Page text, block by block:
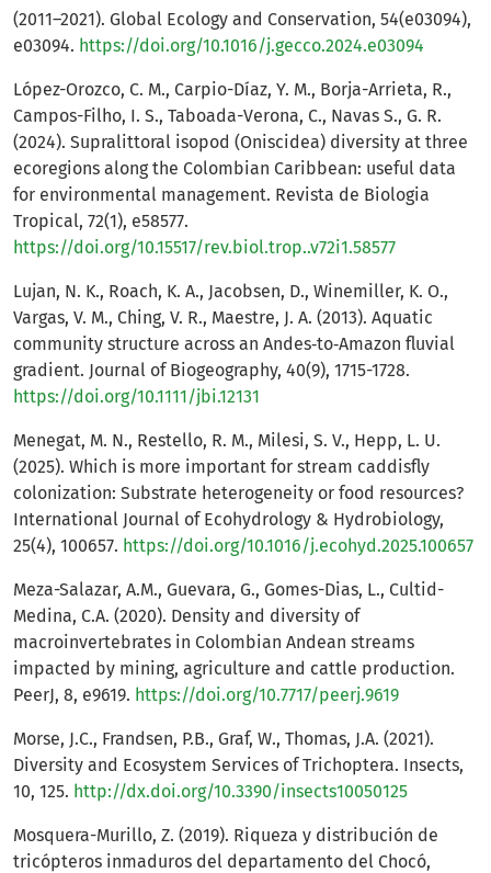
(2011–2021). Global Ecology and Conservation, 54(e03094),
e03094. https://doi.org/10.1016/j.gecco.2024.e03094
López-Orozco, C. M., Carpio-Díaz, Y. M., Borja-Arrieta, R.,
Campos-Filho, I. S., Taboada-Verona, C., Navas S., G. R.
(2024). Supralittoral isopod (Oniscidea) diversity at three
ecoregions along the Colombian Caribbean: useful data
for environmental management. Revista de Biologia
Tropical, 72(1), e58577.
https://doi.org/10.15517/rev.biol.trop..v72i1.58577
Lujan, N. K., Roach, K. A., Jacobsen, D., Winemiller, K. O.,
Vargas, V. M., Ching, V. R., Maestre, J. A. (2013). Aquatic
community structure across an Andes‐to‐Amazon fluvial
gradient. Journal of Biogeography, 40(9), 1715-1728.
https://doi.org/10.1111/jbi.12131
Menegat, M. N., Restello, R. M., Milesi, S. V., Hepp, L. U.
(2025). Which is more important for stream caddisfly
colonization: Substrate heterogeneity or food resources?
International Journal of Ecohydrology & Hydrobiology,
25(4), 100657. https://doi.org/10.1016/j.ecohyd.2025.100657
Meza-Salazar, A.M., Guevara, G., Gomes-Dias, L., Cultid-
Medina, C.A. (2020). Density and diversity of
macroinvertebrates in Colombian Andean streams
impacted by mining, agriculture and cattle production.
PeerJ, 8, e9619. https://doi.org/10.7717/peerj.9619
Morse, J.C., Frandsen, P.B., Graf, W., Thomas, J.A. (2021).
Diversity and Ecosystem Services of Trichoptera. Insects,
10, 125. http://dx.doi.org/10.3390/insects10050125
Mosquera-Murillo, Z. (2019). Riqueza y distribución de
tricópteros inmaduros del departamento del Chocó,